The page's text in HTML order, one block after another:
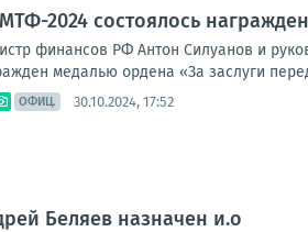
2024 состоялось
финансов РФ Антон Силуанов и
медалью ордена «За заслуги
ОФИЦ. 30.10.2024, 17:52
Беляев назначен и.о